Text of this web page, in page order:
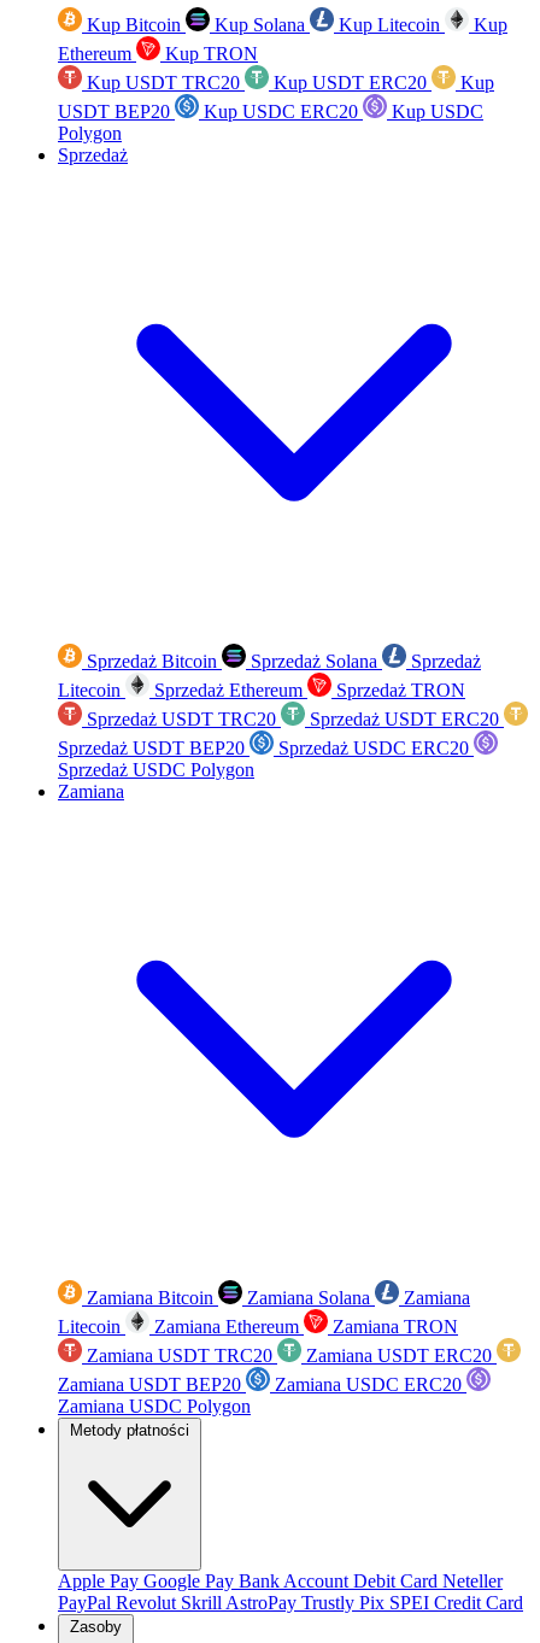
Kup Bitcoin Kup Solana Kup Litecoin
Kup
Ethereum
Kup TRON
Kup USDT TRC20
Kup USDT ERC20
Kup
USDT BEP20
Kup USDC ERC20
Kup USDC
Polygon
Sprzedaż
Sprzedaż Bitcoin Sprzedaż Solana
Sprzedaż
Litecoin
Sprzedaż Ethereum
Sprzedaż TRON
Sprzedaż USDT TRC20
Sprzedaż USDT ERC20
Sprzedaż USDT BEP20
Sprzedaż USDC ERC20
Sprzedaż USDC Polygon
Zamiana
Zamiana Bitcoin Zamiana Solana
Zamiana
Litecoin
Zamiana Ethereum
Zamiana TRON
Zamiana USDT TRC20
Zamiana USDT ERC20
Zamiana USDT BEP20
Zamiana USDC ERC20
Zamiana USDC Polygon
Metody płatności
Apple Pay Google Pay Bank Account Debit Card Neteller
PayPal Revolut Skrill AstroPay Trustly Pix SPEI Credit Card
Zasoby